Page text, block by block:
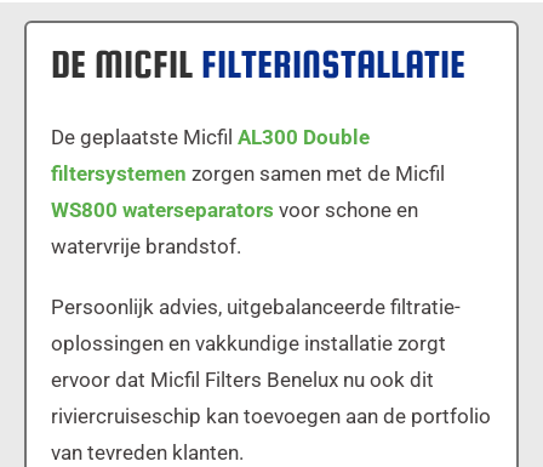
DE MICFIL FILTERINSTALLATIE
De geplaatste Micfil AL300 Double
filtersystemen zorgen samen met de Micfil
WS800 waterseparators voor schone en
watervrije brandstof.
Persoonlijk advies, uitgebalanceerde filtratie-
oplossingen en vakkundige installatie zorgt
ervoor dat Micfil Filters Benelux nu ook dit
riviercruiseschip kan toevoegen aan de portfolio
van tevreden klanten.